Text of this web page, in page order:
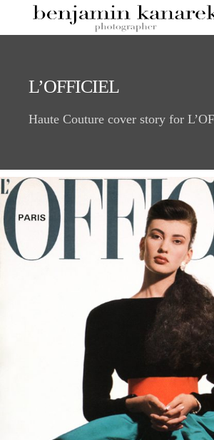
L’OFFICIEL
Haute Couture cover story for